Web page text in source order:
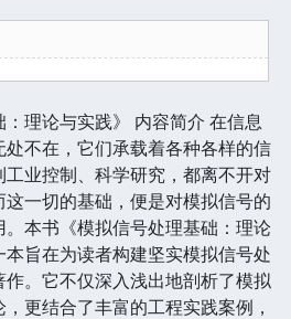
：理论与实践》 内容简介 在信息
不在，它们承载着各种各样的信
业控制、科学研究，都离不开对
一切的基础，便是对模拟信号的
本书《模拟信号处理基础：理论
旨在为读者构建坚实模拟信号处
。它不仅深入浅出地剖析了模拟
更结合了丰富的工程实践案例，